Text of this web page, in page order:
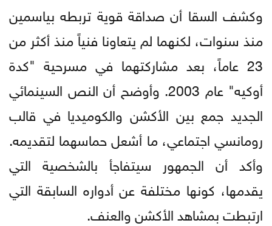
وكشف السقا أن صداقة قوية تربطه بياسمين
منذ سنوات، لكنهما لم يتعاونا فنياً منذ أكثر من
23 عاماً، بعد مشاركتهما في مسرحية "كدة
أوكيه" عام 2003. وأوضح أن النص السينمائي
الجديد جمع بين الأكشن والكوميديا في قالب
رومانسي اجتماعي، ما أشعل حماسهما لتقديمه.
وأكد أن الجمهور سيتفاجأ بالشخصية التي
يقدمها، كونها مختلفة عن أدواره السابقة التي
ارتبطت بمشاهد الأكشن والعنف.